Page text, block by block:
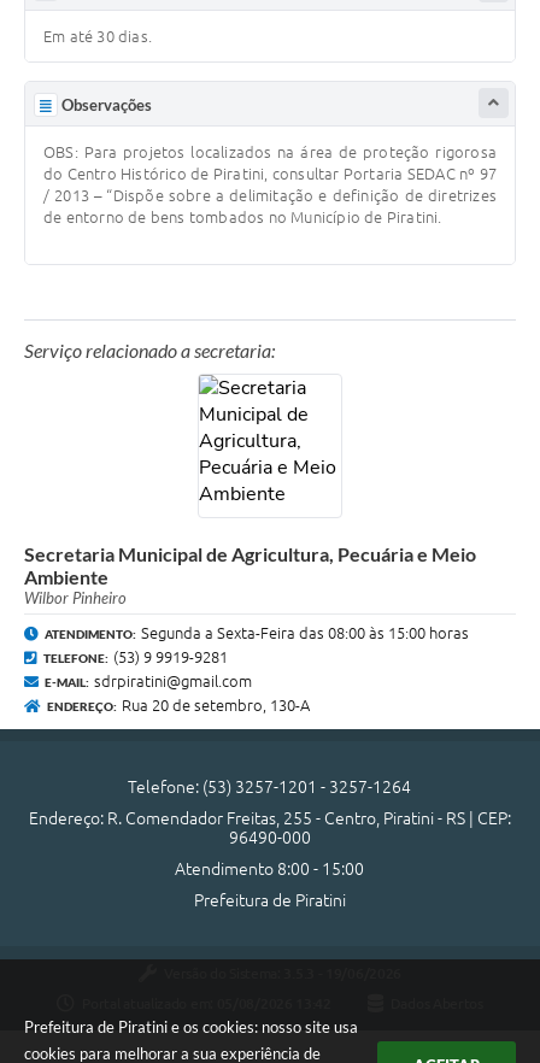
Prefeitura de Piratini e os cookies: nosso site usa
cookies para melhorar a sua experiência de
Em até 30 dias.
Observações
OBS: Para projetos localizados na área de proteção rigorosa
do Centro Histórico de Piratini, consultar Portaria SEDAC nº 97
/ 2013 – “Dispõe sobre a delimitação e definição de diretrizes
de entorno de bens tombados no Município de Piratini.
Serviço relacionado a secretaria:
Secretaria Municipal de Agricultura, Pecuária e Meio
Ambiente
Wilbor Pinheiro
ATENDIMENTO: Segunda a Sexta-Feira das 08:00 às 15:00 horas
TELEFONE: (53) 9 9919-9281
E-MAIL: sdrpiratini@gmail.com
ENDEREÇO: Rua 20 de setembro, 130-A
Telefone: (53) 3257-1201 - 3257-1264
Endereço: R. Comendador Freitas, 255 - Centro, Piratini - RS | CEP:
96490-000
Atendimento 8:00 - 15:00
Prefeitura de Piratini